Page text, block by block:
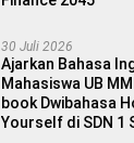
30 Juli 2026
Ajarkan Bahasa
Mahasiswa UB
book Dwibahasa
Yourself di SDN 1